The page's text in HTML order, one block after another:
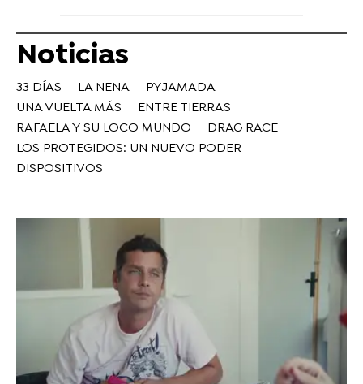
Noticias
33 DÍAS LA NENA
PYJAMADA
UNA VUELTA MÁS
ENTRE TIERRAS
RAFAELA Y SU LOCO MUNDO
DRAG RACE
LOS PROTEGIDOS: UN NUEVO PODER
DISPOSITIVOS